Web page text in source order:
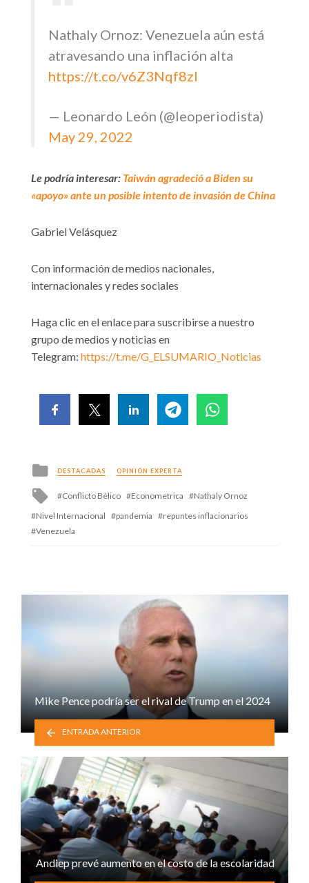
Nathaly Ornoz: Venezuela aún está
atravesando una inflación alta
https://t.co/v6Z3Nqf8zl
— Leonardo León (@leoperiodista)
May 29, 2022
Le podría interesar: Taiwán agradeció a Biden su
«apoyo» ante un posible intento de invasión de China
Gabriel Velásquez
Con información de medios nacionales,
internacionales y redes sociales
Haga clic en el enlace para suscribirse a nuestro
grupo de medios y noticias en
Telegram: https://t.me/G_ELSUMARIO_Noticias
Posted
in
DESTACADAS OPINIÓN EXPERTA
Tagged
Conflicto Bélico Econometrica
Nathaly Ornoz
Nivel Internacional
pandemia
repuntes inflacionarios
Venezuela
Mike Pence podría ser el rival de Trump en el 2024
ENTRADA ANTERIOR
Andiep prevé aumento en el costo de la escolaridad